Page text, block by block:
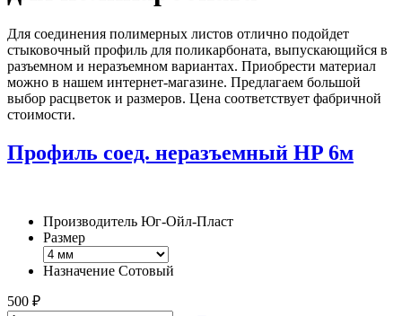
Для соединения полимерных листов отлично подойдет
стыковочный профиль для поликарбоната, выпускающийся в
разъемном и неразъемном вариантах. Приобрести материал
можно в нашем интернет-магазине. Предлагаем большой
выбор расцветок и размеров. Цена соответствует фабричной
стоимости.
Профиль соед. неразъемный HP 6м
Производитель Юг-Ойл-Пласт
Размер
Назначение Сотовый
500 ₽